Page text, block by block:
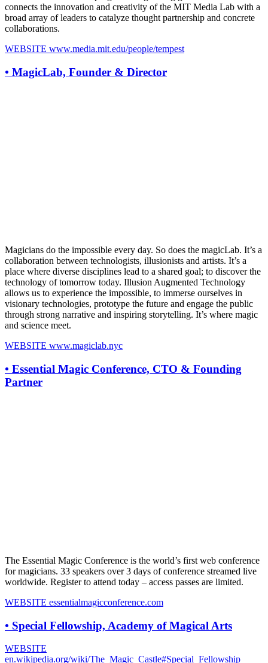
connects the innovation and creativity of the MIT Media Lab with a
broad array of leaders to catalyze thought partnership and concrete
collaborations.
WEBSITE www.media.mit.edu/people/tempest
• MagicLab, Founder & Director
Magicians do the impossible every day. So does the magicLab. It’s a
collaboration between technologists, illusionists and artists. It’s a
place where diverse disciplines lead to a shared goal; to discover the
technology of tomorrow today. Illusion Augmented Technology
allows us to experience the impossible, to immerse ourselves in
visionary technologies, prototype the future and engage the public
through strong narrative and inspiring storytelling. It’s where magic
and science meet.
WEBSITE www.magiclab.nyc
• Essential Magic Conference, CTO & Founding
Partner
The Essential Magic Conference is the world’s first web conference
for magicians. 33 speakers over 3 days of conference streamed live
worldwide. Register to attend today – access passes are limited.
WEBSITE essentialmagicconference.com
• Special Fellowship, Academy of Magical Arts
WEBSITE
en.wikipedia.org/wiki/The_Magic_Castle#Special_Fellowship